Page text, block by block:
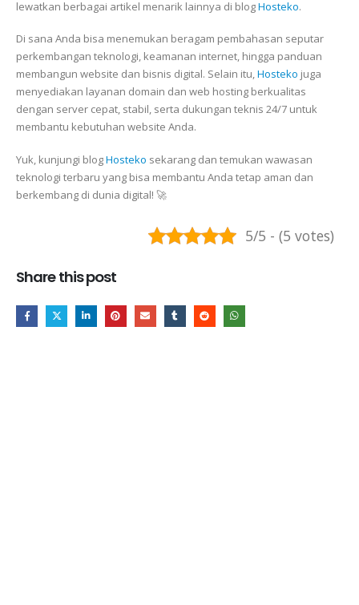
lewatkan berbagai artikel menarik lainnya di blogHosteko.
Di sana Anda bisa menemukan beragam pembahasan seputar
perkembangan teknologi, keamanan internet, hingga panduan
membangun website dan bisnis digital. Selain itu,Hosteko juga
menyediakan layanan domain dan web hosting berkualitas
dengan server cepat, stabil, serta dukungan teknis 24/7 untuk
membantu kebutuhan website Anda.
Yuk, kunjungi blogHosteko sekarang dan temukan wawasan
teknologi terbaru yang bisa membantu Anda tetap aman dan
berkembang di dunia digital! 🚀
5/5 - (5 votes)
Share this post